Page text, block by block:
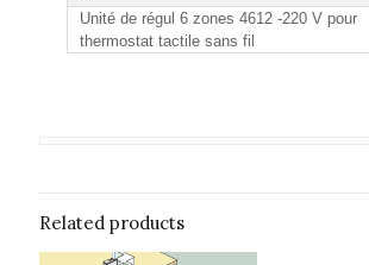
Unité de régul 6 zones 4612 -220 V pour
thermostat tactile sans fil
Related products